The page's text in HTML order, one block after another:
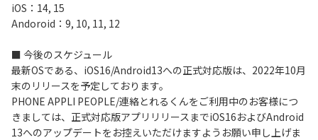
iOS：14, 15
Andoroid：9, 10, 11, 12
■ 今後のスケジュール
最新OSである、iOS16/Android13への正式対応版は、2022年10月
末のリリースを予定しております。
PHONE APPLI PEOPLE/連絡とれるくんをご利用中のお客様につ
きましては、正式対応版アプリリリースまでiOS16およびAndroid
13へのアップデートをお控えいただけますようお願い申し上げま